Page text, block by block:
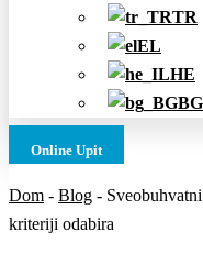
TR
EL
HE
BG
Online Upit
Dom - Blog -
kriteriji odabira